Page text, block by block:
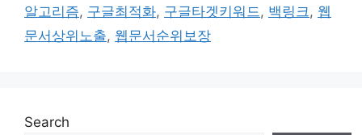
알고리즘, 구글최적화, 구글타겟키워드, 백링크, 웹
문서상위노출, 웹문서순위보장
Search